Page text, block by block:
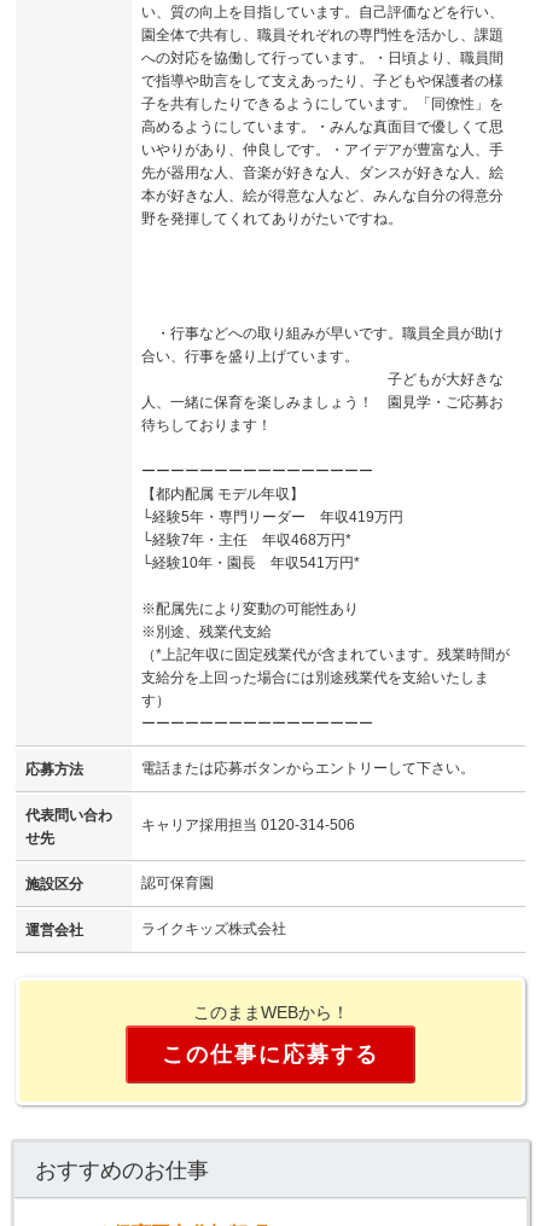
い、質の向上を目指しています。自己評価などを行い、
園全体で共有し、職員それぞれの専門性を活かし、課題
への対応を協働して行っています。・日頃より、職員間
で指導や助言をして支えあったり、子どもや保護者の様
子を共有したりできるようにしています。「同僚性」を
高めるようにしています。・みんな真面目で優しくて思
いやりがあり、仲良しです。・アイデアが豊富な人、手
先が器用な人、音楽が好きな人、ダンスが好きな人、絵
本が好きな人、絵が得意な人など、みんな自分の得意分
野を発揮してくれてありがたいですね。
・行事などへの取り組みが早いです。職員全員が助け
合い、行事を盛り上げています。
子どもが大好きな
人、一緒に保育を楽しみましょう！ 園見学・ご応募お
待ちしております！
ーーーーーーーーーーーーーーーー
【都内配属 モデル年収】
└経験5年・専門リーダー 年収419万円
└経験7年・主任 年収468万円*
└経験10年・園長 年収541万円*
※配属先により変動の可能性あり
※別途、残業代支給
（*上記年収に固定残業代が含まれています。残業時間が
支給分を上回った場合には別途残業代を支給いたしま
す）
ーーーーーーーーーーーーーーーー
応募方法 電話または応募ボタンからエントリーして下さい。
代表問い合わ
せ先
キャリア採用担当 0120-314-506
施設区分 認可保育園
運営会社 ライクキッズ株式会社
このままWEBから！
この仕事に応募する
おすすめのお仕事